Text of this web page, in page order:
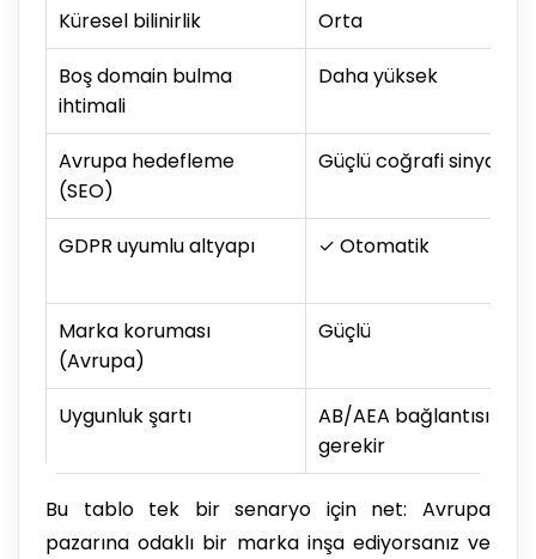
Küresel bilinirlik
Orta
Boş domain bulma
ihtimali
Daha yüksek
Avrupa hedefleme
(SEO)
Güçlü coğrafi sinyal
GDPR uyumlu altyapı ✓ Otomatik
Marka koruması
(Avrupa)
Güçlü
Uygunluk şartı
AB/AEA bağlantısı
gerekir
Bu tablo tek bir senaryo için net: Avrupa
pazarına odaklı bir marka inşa ediyorsanız ve